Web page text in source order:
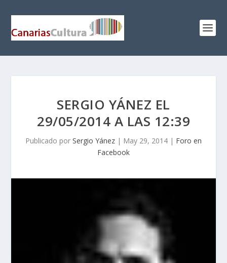
SERGIO YÁNEZ EL
29/05/2014 A LAS 12:39
Publicado por Sergio Yánez | May 29, 2014 | Foro en
Facebook